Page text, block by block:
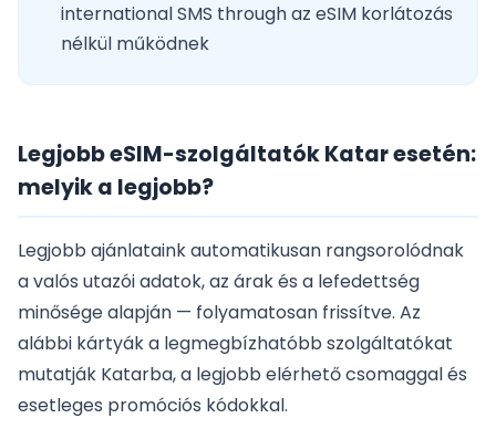
international SMS through az eSIM korlátozás
nélkül működnek
Legjobb eSIM-szolgáltatók Katar esetén:
melyik a legjobb?
Legjobb ajánlataink automatikusan rangsorolódnak
a valós utazói adatok, az árak és a lefedettség
minősége alapján — folyamatosan frissítve. Az
alábbi kártyák a legmegbízhatóbb szolgáltatókat
mutatják Katarba, a legjobb elérhető csomaggal és
esetleges promóciós kódokkal.